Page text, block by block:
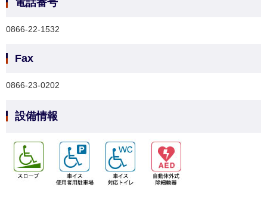
電話番号
0866-22-1532
Fax
0866-23-0202
設備情報